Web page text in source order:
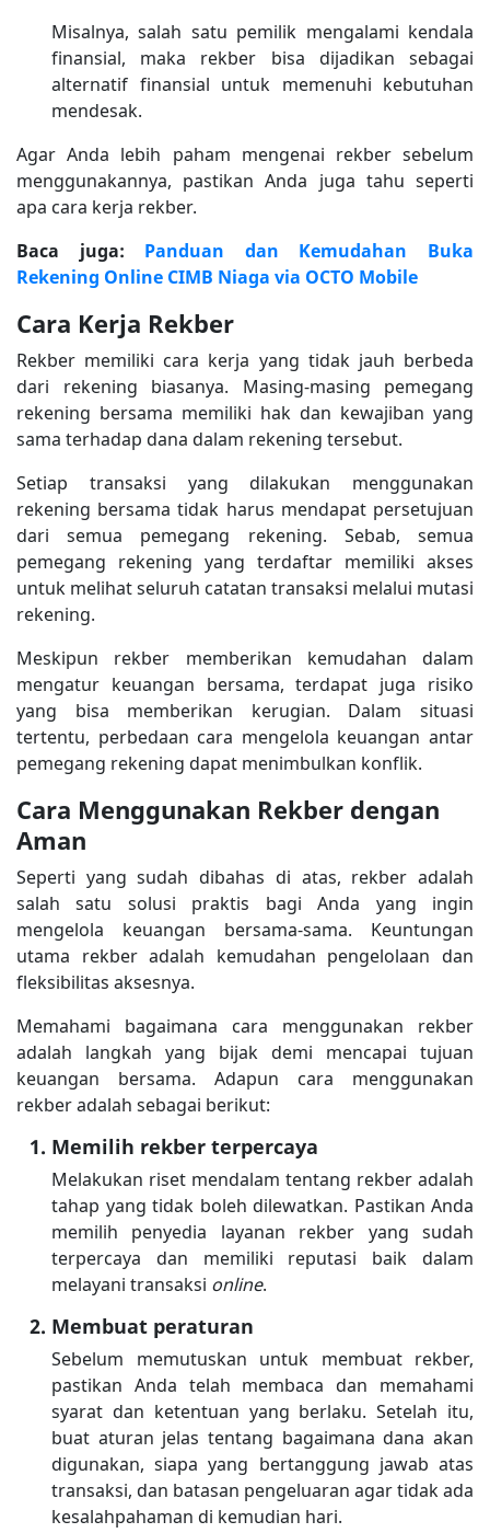
Misalnya, salah satu pemilik mengalami kendala
finansial, maka rekber bisa dijadikan sebagai
alternatif finansial untuk memenuhi kebutuhan
mendesak.
Agar Anda lebih paham mengenai rekber sebelum
menggunakannya, pastikan Anda juga tahu seperti
apa cara kerja rekber.
Baca juga: Panduan dan Kemudahan Buka
Rekening Online CIMB Niaga via OCTO Mobile
Cara Kerja Rekber
Rekber memiliki cara kerja yang tidak jauh berbeda
dari rekening biasanya. Masing-masing pemegang
rekening bersama memiliki hak dan kewajiban yang
sama terhadap dana dalam rekening tersebut.
Setiap transaksi yang dilakukan menggunakan
rekening bersama tidak harus mendapat persetujuan
dari semua pemegang rekening. Sebab, semua
pemegang rekening yang terdaftar memiliki akses
untuk melihat seluruh catatan transaksi melalui mutasi
rekening.
Meskipun rekber memberikan kemudahan dalam
mengatur keuangan bersama, terdapat juga risiko
yang bisa memberikan kerugian. Dalam situasi
tertentu, perbedaan cara mengelola keuangan antar
pemegang rekening dapat menimbulkan konflik.
Cara Menggunakan Rekber dengan
Aman
Seperti yang sudah dibahas di atas, rekber adalah
salah satu solusi praktis bagi Anda yang ingin
mengelola keuangan bersama-sama. Keuntungan
utama rekber adalah kemudahan pengelolaan dan
fleksibilitas aksesnya.
Memahami bagaimana cara menggunakan rekber
adalah langkah yang bijak demi mencapai tujuan
keuangan bersama. Adapun cara menggunakan
rekber adalah sebagai berikut:
Memilih rekber terpercaya
Melakukan riset mendalam tentang rekber adalah
tahap yang tidak boleh dilewatkan. Pastikan Anda
memilih penyedia layanan rekber yang sudah
terpercaya dan memiliki reputasi baik dalam
melayani transaksi online.
Membuat peraturan
Sebelum memutuskan untuk membuat rekber,
pastikan Anda telah membaca dan memahami
syarat dan ketentuan yang berlaku. Setelah itu,
buat aturan jelas tentang bagaimana dana akan
digunakan, siapa yang bertanggung jawab atas
transaksi, dan batasan pengeluaran agar tidak ada
kesalahpahaman di kemudian hari.